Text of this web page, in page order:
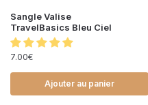
Sangle Valise
TravelBasics Bleu Ciel
7.00€
Ajouter au panier